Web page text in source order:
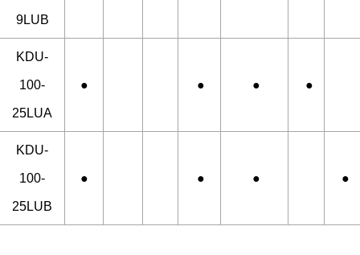
9LUB
KDU-
100-
25LUA
● ● ● ●
KDU-
100-
25LUB
● ● ● ●